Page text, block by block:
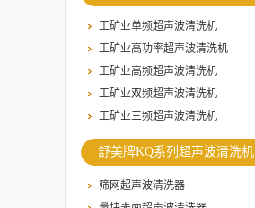
工矿业单频超声波清洗机
工矿业高功率超声波清洗机
工矿业高频超声波清洗机
工矿业双频超声波清洗机
工矿业三频超声波清洗机
舒美牌KQ系列超声波清洗机
筛网超声波清洗器